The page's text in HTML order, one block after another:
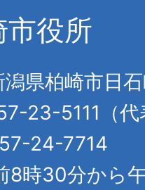
市役所
県柏崎市日
23-5111（代
24-7714
8時30分から